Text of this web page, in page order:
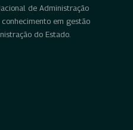
de Administração
em gestão
do Estado.